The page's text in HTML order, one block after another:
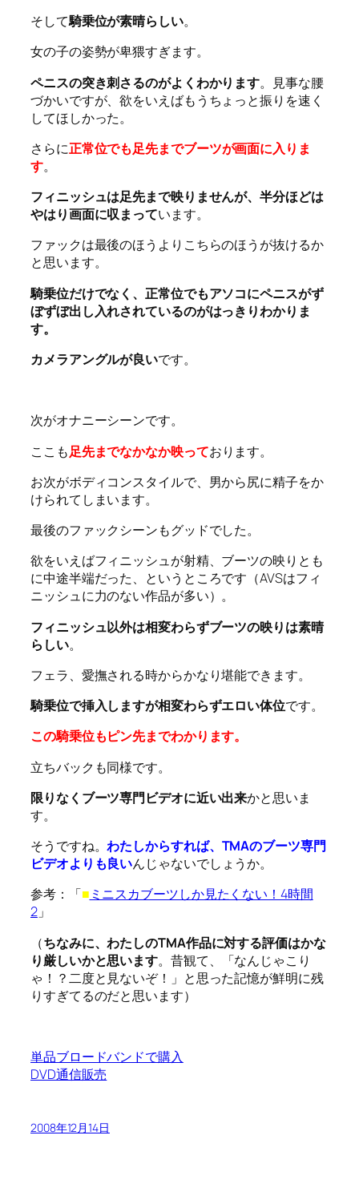
そして騎乗位が素晴らしい。
女の子の姿勢が卑猥すぎます。
ペニスの突き刺さるのがよくわかります。見事な腰
づかいですが、欲をいえばもうちょっと振りを速く
してほしかった。
さらに正常位でも足先までブーツが画面に入りま
す。
フィニッシュは足先まで映りませんが、半分ほどは
やはり画面に収まっています。
ファックは最後のほうよりこちらのほうが抜けるか
と思います。
騎乗位だけでなく、正常位でもアソコにペニスがず
ぼずぼ出し入れされているのがはっきりわかりま
す。
カメラアングルが良いです。
次がオナニーシーンです。
ここも足先までなかなか映っております。
お次がボディコンスタイルで、男から尻に精子をか
けられてしまいます。
最後のファックシーンもグッドでした。
欲をいえばフィニッシュが射精、ブーツの映りとも
に中途半端だった、というところです（AVSはフィ
ニッシュに力のない作品が多い）。
フィニッシュ以外は相変わらずブーツの映りは素晴
らしい。
フェラ、愛撫される時からかなり堪能できます。
騎乗位で挿入しますが相変わらずエロい体位です。
この騎乗位もピン先までわかります。
立ちバックも同様です。
限りなくブーツ専門ビデオに近い出来かと思いま
す。
そうですね。わたしからすれば、TMAのブーツ専門
ビデオよりも良いんじゃないでしょうか。
参考：「■ ミニスカブーツしか見たくない！4時間
2」
（ちなみに、わたしのTMA作品に対する評価はかな
り厳しいかと思います。昔観て、「なんじゃこり
ゃ！？二度と見ないぞ！」と思った記憶が鮮明に残
りすぎてるのだと思います）
単品ブロードバンドで購入
DVD通信販売
2008年12月14日